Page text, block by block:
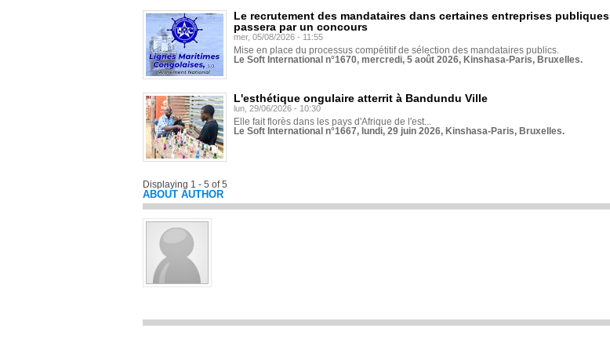
Le recrutement des mandataires dans certaines entreprises publiques
passera par un concours
mer, 05/08/2026 - 11:55
Mise en place du processus compétitif de sélection des mandataires publics.
Le Soft International n°1670, mercredi, 5 août 2026, Kinshasa-Paris, Bruxelles.
L'esthétique ongulaire atterrit à Bandundu Ville
lun, 29/06/2026 - 10:30
Elle fait florès dans les pays d'Afrique de l'est...
Le Soft International n°1667, lundi, 29 juin 2026, Kinshasa-Paris, Bruxelles.
Displaying 1 - 5 of 5
ABOUT AUTHOR